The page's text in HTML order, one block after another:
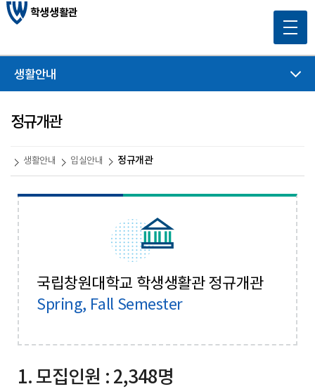
학생생활관
생활안내
정규개관
생활안내 입실안내 정규개관
국립창원대학교 학생생활관 정규개관
Spring, Fall Semester
1. 모집인원 : 2,348명